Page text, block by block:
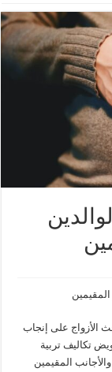
المقيمين
الأزواج على إنجاب
تكاليف تربية
المقيمين